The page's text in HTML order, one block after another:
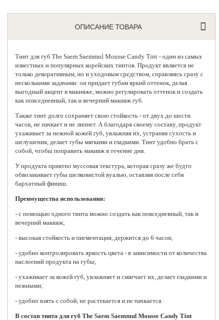
ОПИСАНИЕ ТОВАРА
Тинт для губThe Saem Saemmul Mousse Candy Tint - один из самых
известных и популярных корейских тинтов. Продукт является не
только декоративным, но и уходовым средством, справляясь сразу с
несколькими задачами: он придает губам яркий оттенок, делая
выгодный акцент в макияже, можно регулировать оттенок и создать
как повседневный, так и вечерний макияж губ.
Также тинт долго сохраняет свою стойкость - от двух до шести
часов, не пачкает и не липнет. А благодаря своему составу, продукт
ухаживает за нежной кожей губ, увлажняя их, устраняя сухость и
шелушения, делает губы мягкими и гладкими. Тинт удобно брать с
собой, чтобы поправить макияж в течение дня.
У продукта приятно муссовая текстура, которая сразу же будто
обволакивает губы шелковистой вуалью, оставляя после себя
бархатный финиш.
Преимущества использования:
- с помощью одного тинта можно создать как повседневный, так и
вечерний макияж;
- высокая стойкость и пигментация, держится до 6 часов;
- удобно контролировать яркость цвета - в зависимости от количества
наслоений продукта на губы;
- ухаживает за кожей губ, увлажняет и смягчает их, делает гладкими и
нежными;
- удобно взять с собой, не растекается и не пачкается.
В состав тинта для губ The Saem Saemmul Mousse Candy Tint